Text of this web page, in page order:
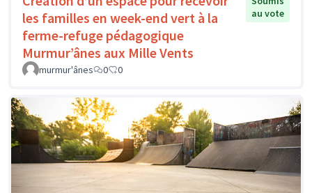
les familles en week-end vert à la
ferme-refuge pédagogique
Murmur’ânes aux Mille Vents
au vote
murmur'ânes 0 0